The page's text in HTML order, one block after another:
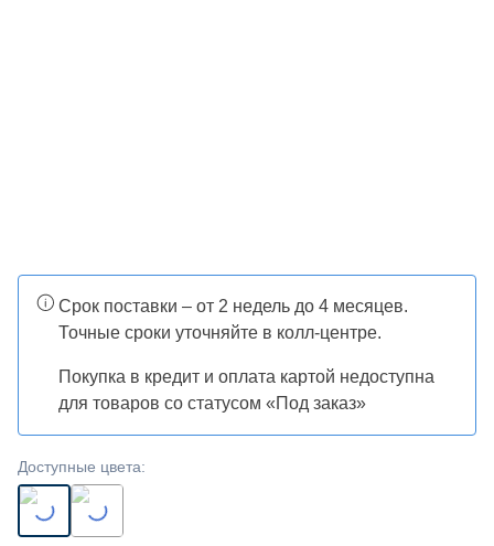
Срок поставки – от 2 недель до 4 месяцев.
Точные сроки уточняйте в колл-центре.
Покупка в кредит и оплата картой недоступна
для товаров со статусом «Под заказ»
Доступные цвета: